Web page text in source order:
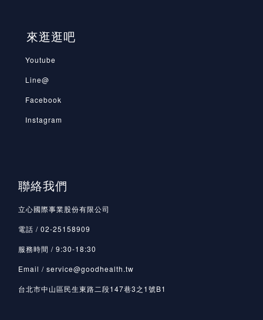
來逛逛吧
Youtube
Line@
Facebook
Instagram
聯絡我們
立心國際事業股份有限公司
電話 / 02-25158909
服務時間 / 9:30-18:30
Email / service@goodhealth.tw
台北市中山區民生東路二段147巷3之1號B1